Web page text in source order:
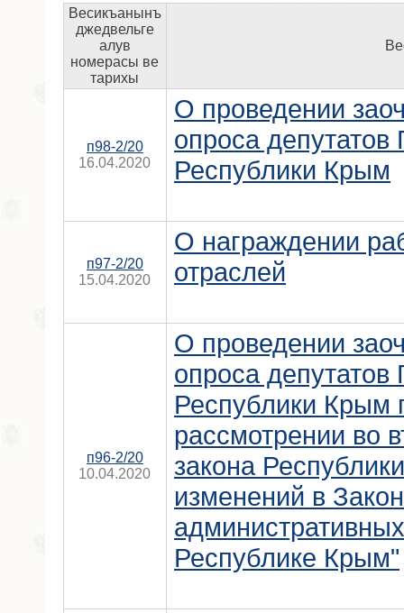
Весикъанынъ
джедвельге
алув
номерасы ве
тарихы
п98-2/20
16.04.2020
О проведении
опроса депутатов
Республики Крым
п97-2/20
15.04.2020
О награждении
отраслей
п96-2/20
10.04.2020
О проведении
опроса депутатов
Республики Крым
рассмотрении во
закона
изменений в
Республике Крым"